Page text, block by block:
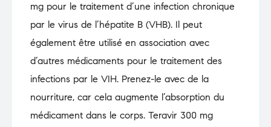
mg pour le traitement d’une infection chronique
par le virus de l’hépatite B (VHB). Il peut
également être utilisé en association avec
d’autres médicaments pour le traitement des
infections par le VIH. Prenez-le avec de la
nourriture, car cela augmente l’absorption du
médicament dans le corps. Teravir 300 mg